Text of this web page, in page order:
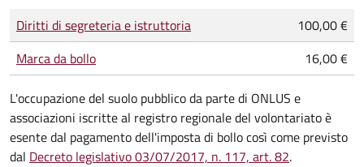
Tipo di pagamento
Importo
Diritti di segreteria e istruttoria
100,00 €
Marca da bollo
16,00 €
L'occupazione del suolo pubblico da parte di ONLUS e
associazioni iscritte al registro regionale del volontariato è
esente dal pagamento dell'imposta di bollo così come previsto
dal Decreto legislativo 03/07/2017, n. 117, art. 82.